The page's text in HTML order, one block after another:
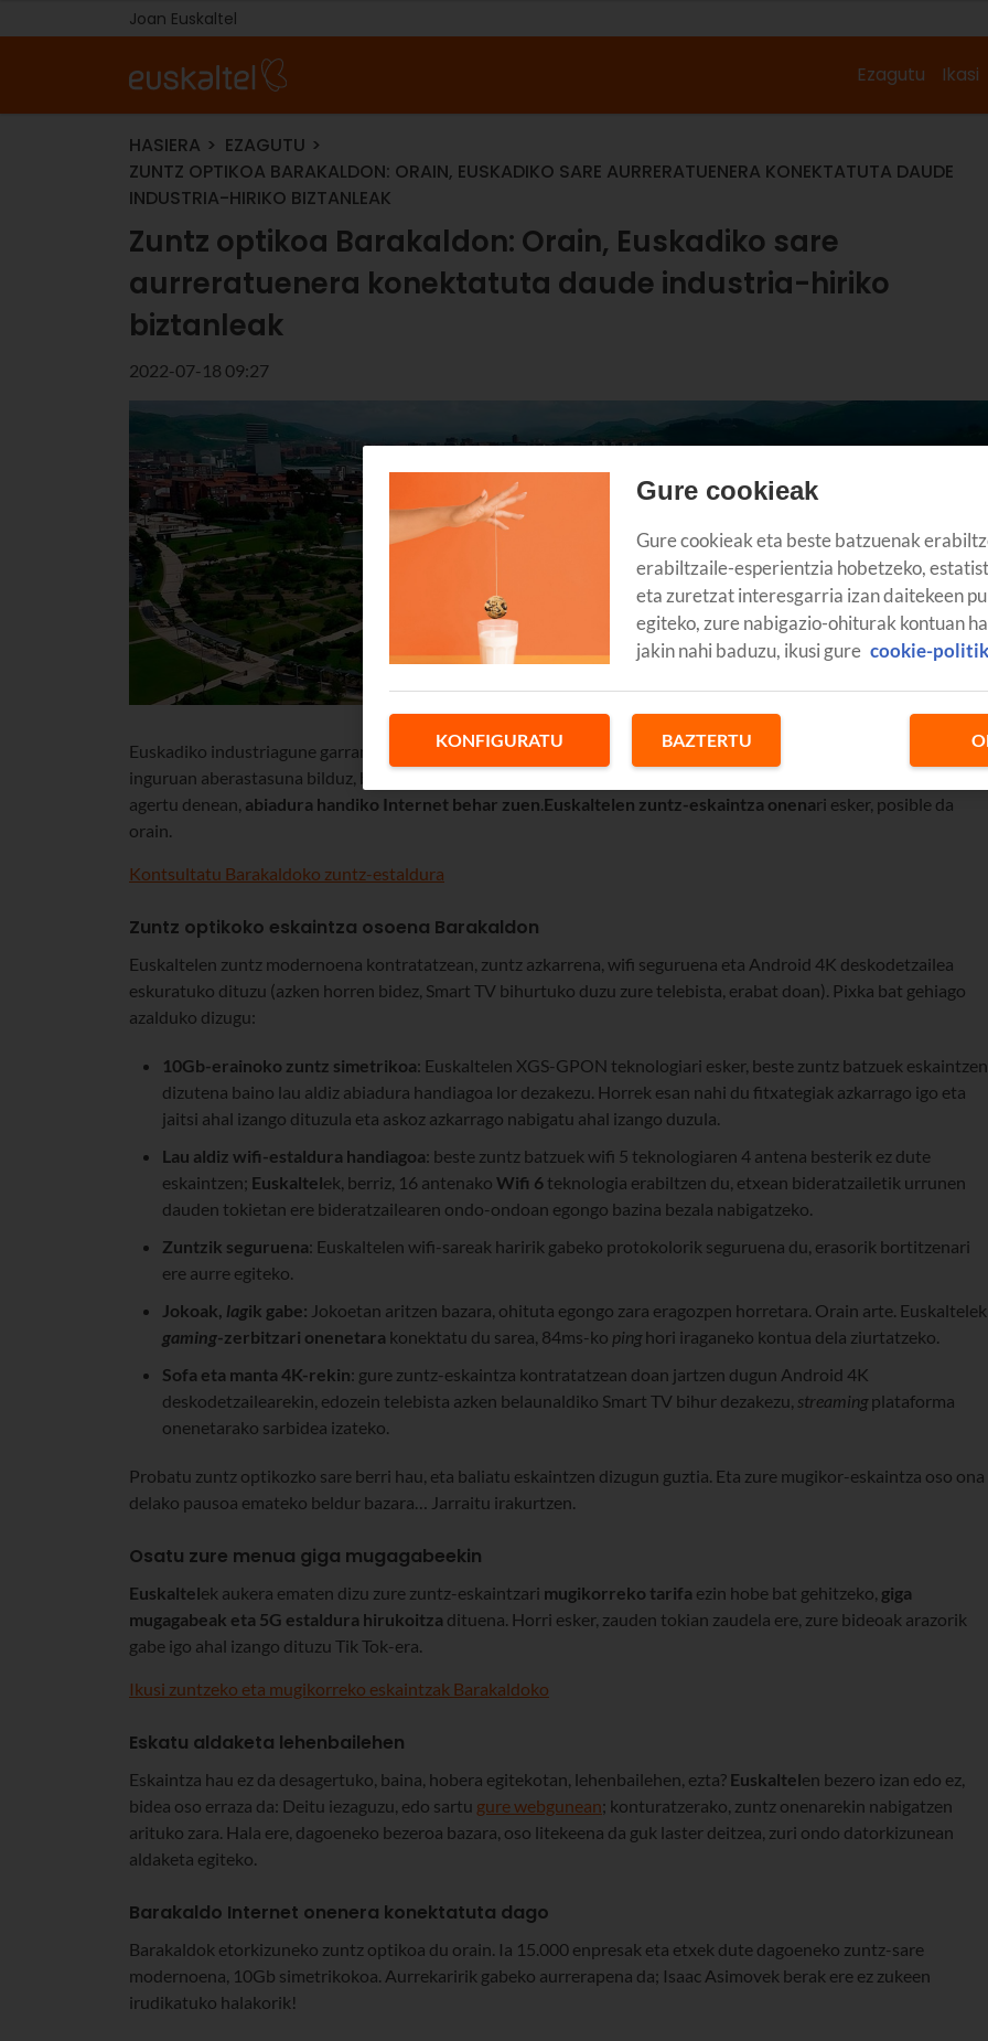
Joan Euskaltel
Ezagutu Ikasi
HASIERA
EZAGUTU
ZUNTZ OPTIKOA BARAKALDON: ORAIN, EUSKADIKO SARE AURRERATUENERA KONEKTATUTA DAUDE
INDUSTRIA-HIRIKO BIZTANLEAK
Zuntz optikoa Barakaldon: Orain, Euskadiko sare
aurreratuenera konektatuta daude industria-hiriko
biztanleak
2022-07-18 09:27
Euskadiko industriagune garrantzitsuenetako baten gisan hazi zen Barakaldo XX. mendean, Bizkaiko Labe Garaien
inguruan aberastasuna bilduz, baina gauzak aldatu egin dira, eta, turismorako eta zerbitzuetarako potentzia gisa
agertu denean, abiadura handiko Internet behar zuen Euskaltelen zuntz-eskaintza onenari esker, posible da
orain.
Kontsultatu Barakaldoko zuntz-estaldura
Zuntz optikoko eskaintza osoena Barakaldon
Euskaltelen zuntz modernoena kontratatzean, zuntz azkarrena, wifi seguruena eta Android 4K deskodetzailea
eskuratuko dituzu (azken horren bidez, Smart TV bihurtuko duzu zure telebista, erabat doan). Pixka bat gehiago
azalduko dizugu:
10Gb-erainoko zuntz simetrikoa: Euskaltelen XGS-GPON teknologiari esker, beste zuntz batzuek eskaintzen
dizutena baino lau aldiz abiadura handiagoa lor dezakezu. Horrek esan nahi du fitxategiak azkarrago igo eta
jaitsi ahal izango dituzula eta askoz azkarrago nabigatu ahal izango duzula.
Lau aldiz wifi-estaldura handiagoa: beste zuntz batzuek wifi 5 teknologiaren 4 antena besterik ez dute
eskaintzen; Euskaltelek, berriz, 16 antenako Wifi 6 teknologia erabiltzen du, etxean bideratzailetik urrunen
dauden tokietan ere bideratzailearen ondo-ondoan egongo bazina bezala nabigatzeko.
Zuntzik seguruena: Euskaltelen wifi-sareak haririk gabeko protokolorik seguruena du, erasorik bortitzenari
ere aurre egiteko.
Jokoak, lagik gabe: Jokoetan aritzen bazara, ohituta egongo zara eragozpen horretara. Orain arte. Euskaltelek
gaming-zerbitzari onenetara konektatu du sarea, 84ms-ko pinghori iraganeko kontua dela ziurtatzeko.
Sofa eta manta 4K-rekin: gure zuntz-eskaintza kontratatzean doan jartzen dugun Android 4K
deskodetzailearekin, edozein telebista azken belaunaldiko Smart TV bihur dezakezu, streamingplataforma
onenetarako sarbidea izateko.
Probatu zuntz optikozko sare berri hau, eta baliatu eskaintzen dizugun guztia. Eta zure mugikor-eskaintza oso ona
delako pausoa emateko beldur bazara… Jarraitu irakurtzen.
Osatu zure menua giga mugagabeekin
Euskaltelek aukera ematen dizu zure zuntz-eskaintzari mugikorreko tarifa ezin hobe bat gehitzeko, giga
mugagabeak eta 5G estaldura hirukoitza dituena. Horri esker, zauden tokian zaudela ere, zure bideoak arazorik
gabe igo ahal izango dituzu Tik Tok-era.
Ikusi zuntzeko eta mugikorreko eskaintzak Barakaldoko
Eskatu aldaketa lehenbailehen
Eskaintza hau ez da desagertuko, baina, hobera egitekotan, lehenbailehen, ezta? Euskaltelen bezero izan edo ez,
bidea oso erraza da: Deitu iezaguzu, edo sartu gure webgunean; konturatzerako, zuntz onenarekin nabigatzen
arituko zara. Hala ere, dagoeneko bezeroa bazara, oso litekeena da guk laster deitzea, zuri ondo datorkizunean
aldaketa egiteko.
Barakaldo Internet onenera konektatuta dago
Barakaldok etorkizuneko zuntz optikoa du orain. Ia 15.000 enpresak eta etxek dute dagoeneko zuntz-sare
modernoena, 10Gb simetrikokoa. Aurrekaririk gabeko aurrerapena da; Isaac Asimovek berak ere ez zukeen
irudikatuko halakorik!
Gure cookieak
Gure cookieak eta beste batzuenak
erabiltzaile-esperientzia hobetzeko,
eta zuretzat interesgarria izan daitekeen
egiteko, zure nabigazio-ohiturak kontuan
jakin nahi baduzu, ikusi gure cookie-
KONFIGURATU BAZTERTU